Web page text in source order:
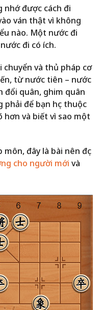
nhớ được cách đi
ván thật vì không
nào. Một nước đi
đi có ích.
và thủ pháp cơ
từ nước tiên – nước
đổi quân, ghim quân
để bạn học thuộc
hơn và biết vì sao một
đây là bài nên đọc
cho người mới và